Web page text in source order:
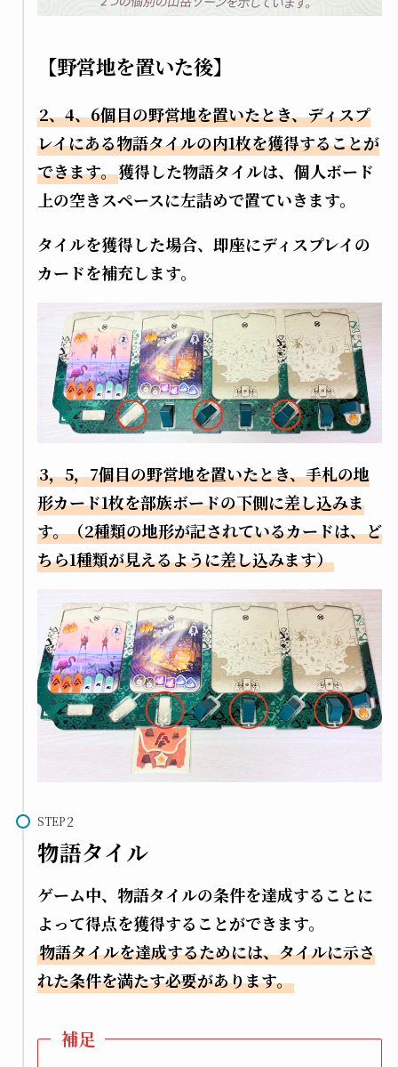
【野営地を置いた後】
2、4、6個目の野営地を置いたとき、ディスプ
レイにある物語タイルの内1枚を獲得することが
できます。獲得した物語タイルは、個人ボード
上の空きスペースに左詰めで置ていきます。
タイルを獲得した場合、即座にディスプレイの
カードを補充します。
3，5，7個目の野営地を置いたとき、手札の地
形カード1枚を部族ボードの下側に差し込みま
す。（2種類の地形が記されているカードは、ど
ちら1種類が見えるように差し込みます）
STEP
物語タイル
ゲーム中、物語タイルの条件を達成することに
よって得点を獲得することができます。
物語タイルを達成するためには、タイルに示さ
れた条件を満たす必要があります。
補足